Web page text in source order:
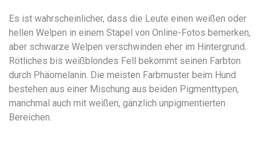
Es ist wahrscheinlicher, dass die Leute einen weißen oder
hellen Welpen in einem Stapel von Online-Fotos bemerken,
aber schwarze Welpen verschwinden eher im Hintergrund.
Rötliches bis weißblondes Fell bekommt seinen Farbton
durch Phäomelanin. Die meisten Farbmuster beim Hund
bestehen aus einer Mischung aus beiden Pigmenttypen,
manchmal auch mit weißen, gänzlich unpigmentierten
Bereichen.